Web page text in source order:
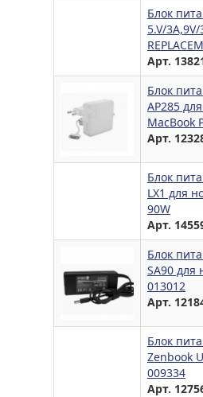
Блок
5.V/
Арт.
Блок
AP285
MacBook
Арт.
Блок
LX1 для
90W
Арт.
Блок
SA90 для
013012
Арт.
Блок
Zenbook
009334
Арт.